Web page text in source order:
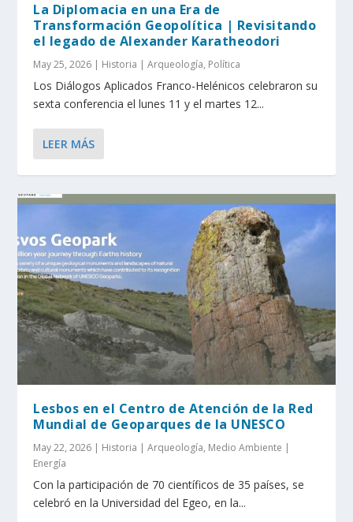
La Diplomacia en una Era de
Transformación Geopolítica | Revisitando
el legado de Alexander Karatheodori
May 25, 2026 | Historia | Arqueología, Política
Los Diálogos Aplicados Franco-Helénicos celebraron su
sexta conferencia el lunes 11 y el martes 12...
LEER MÁS
Lesbos en el Centro de Atención de la Red
Mundial de Geoparques de la UNESCO
May 22, 2026 | Historia | Arqueología, Medio Ambiente |
Energía
Con la participación de 70 científicos de 35 países, se
celebró en la Universidad del Egeo, en la...